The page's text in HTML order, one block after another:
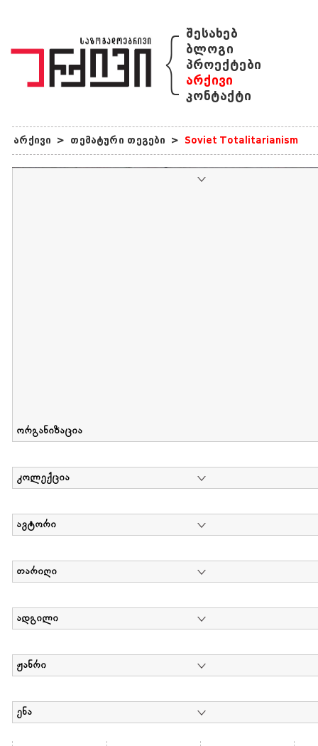
{ შესახებ
ბლოგი
პროექტები
არქივი
კონტაქტი
არქივი > თემატური თეგები > Soviet Totalitarianism
ორგანიზაცია
კოლექცია
ავტორი
თარიღი
ადგილი
ჟანრი
ენა